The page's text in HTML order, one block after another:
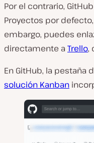
Por el contrario,
Proyectos por
embargo, puedes
directamente a Trello,
En GitHub, la pestaña
solución Kanban